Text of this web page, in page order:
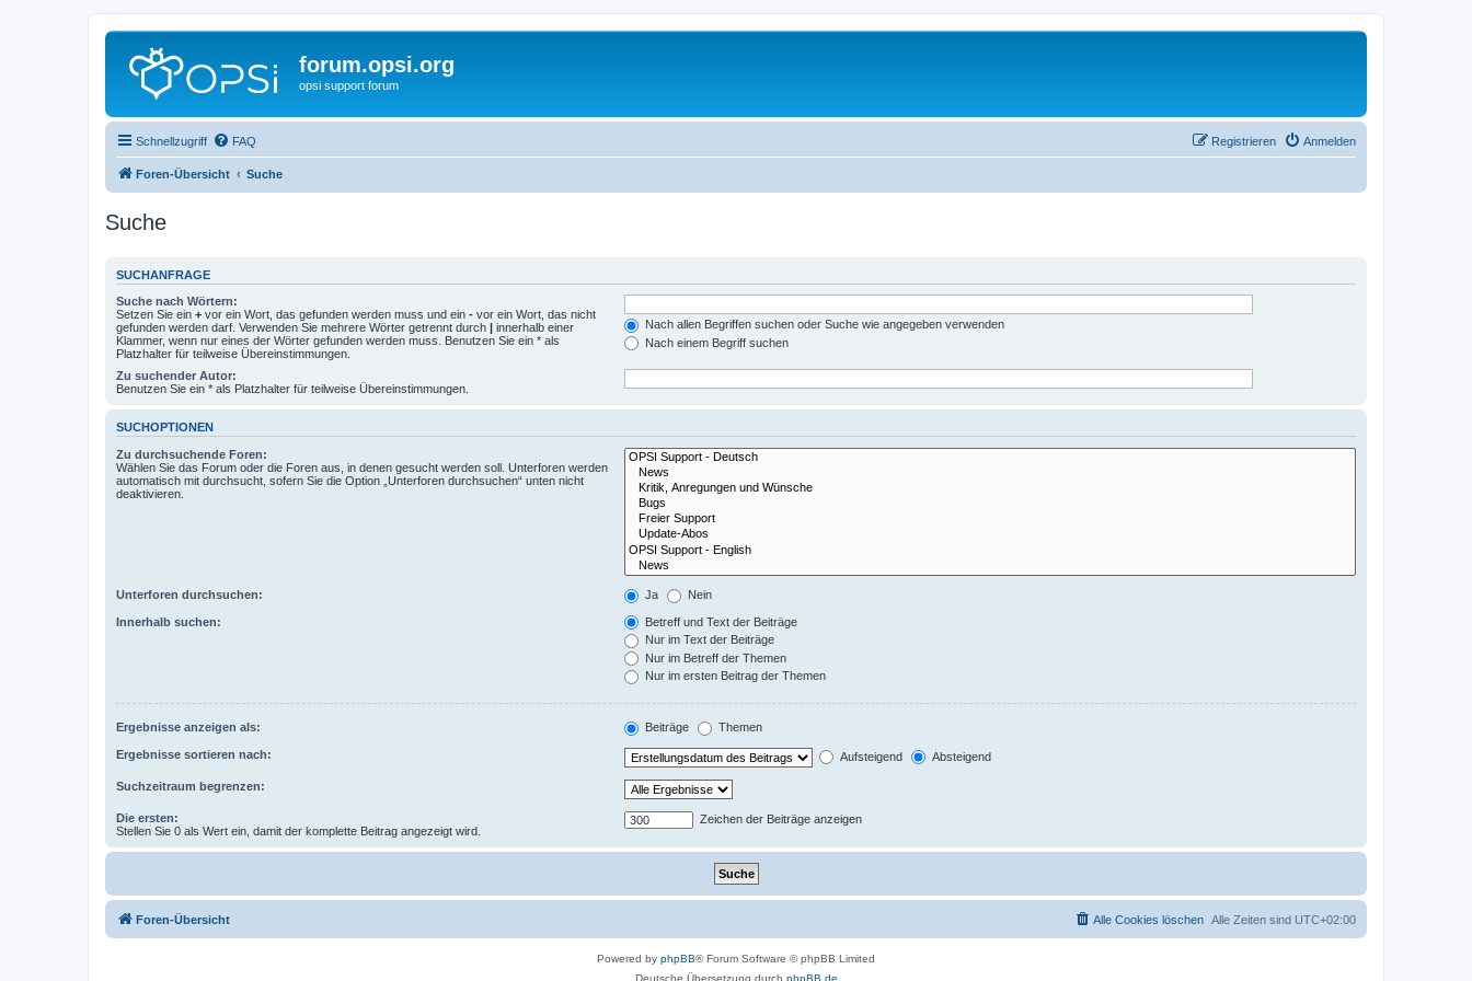
forum.opsi.org
opsi support forum
Schnellzugriff FAQ Anmelden
Registrieren
Foren-Übersicht Suche
Suche
SUCHANFRAGE
Suche nach Wörtern:
Setzen Sie ein + vor ein Wort, das gefunden werden muss und ein - vor ein Wort, das nicht
gefunden werden darf. Verwenden Sie mehrere Wörter getrennt durch | innerhalb einer
Klammer, wenn nur eines der Wörter gefunden werden muss. Benutzen Sie ein * als
Platzhalter für teilweise Übereinstimmungen.
Nach allen Begriffen suchen oder Suche wie angegeben verwenden
Nach einem Begriff suchen
Zu suchender Autor:
Benutzen Sie ein * als Platzhalter für teilweise Übereinstimmungen.
SUCHOPTIONEN
Zu durchsuchende Foren:
Wählen Sie das Forum oder die Foren aus, in denen gesucht werden soll. Unterforen werden
automatisch mit durchsucht, sofern Sie die Option „Unterforen durchsuchen“ unten nicht
deaktivieren.
Unterforen durchsuchen: Ja Nein
Innerhalb suchen:
Betreff und Text der Beiträge
Nur im Text der Beiträge
Nur im Betreff der Themen
Nur im ersten Beitrag der Themen
Ergebnisse anzeigen als: Beiträge Themen
Ergebnisse sortieren nach: Aufsteigend Absteigend
Suchzeitraum begrenzen:
Die ersten:
Stellen Sie 0 als Wert ein, damit der komplette Beitrag angezeigt wird.
Zeichen der Beiträge anzeigen
Foren-Übersicht Alle Zeiten sind UTC+02:00
Alle Cookies löschen
Powered by phpBB® Forum Software © phpBB Limited
Deutsche Übersetzung durch phpBB.de